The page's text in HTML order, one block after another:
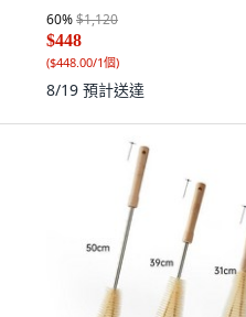
60%$1,120
$448
($448.00/1個)
8/19 預計送達